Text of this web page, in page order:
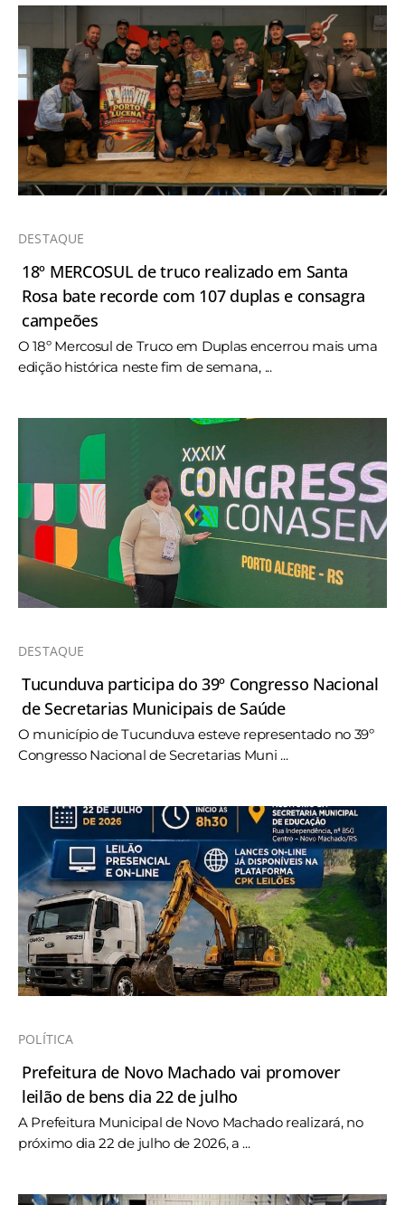
DESTAQUE
18º MERCOSUL de truco realizado em Santa
Rosa bate recorde com 107 duplas e consagra
campeões
O 18º Mercosul de Truco em Duplas encerrou mais uma
edição histórica neste fim de semana, ...
DESTAQUE
Tucunduva participa do 39º Congresso Nacional
de Secretarias Municipais de Saúde
O município de Tucunduva esteve representado no 39º
Congresso Nacional de Secretarias Muni ...
POLÍTICA
Prefeitura de Novo Machado vai promover
leilão de bens dia 22 de julho
A Prefeitura Municipal de Novo Machado realizará, no
próximo dia 22 de julho de 2026, a ...